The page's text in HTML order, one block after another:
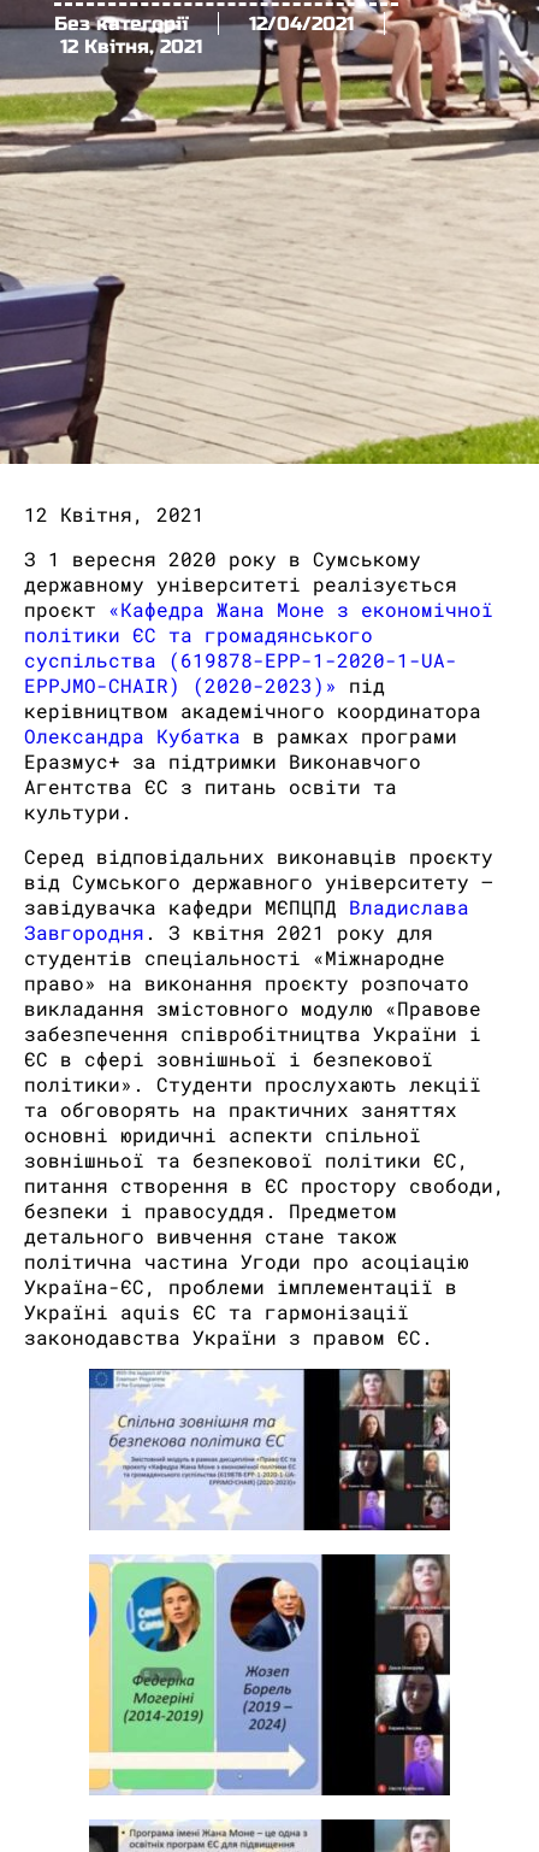
Без категорії
12/04/2021
12 Квітня, 2021
12 Квітня, 2021
З 1 вересня 2020 року в Сумському
державному університеті реалізується
проєкт «Кафедра Жана Моне з економічної
політики ЄС та громадянського
суспільства (619878-EPP-1-2020-1-UA-
EPPJMO-CHAIR) (2020-2023)» під
керівництвом академічного координатора
Олександра Кубатка в рамках програми
Еразмус+ за підтримки Виконавчого
Агентства ЄС з питань освіти та
культури.
Серед відповідальних виконавців проєкту
від Сумського державного університету –
завідувачка кафедри МЄПЦПД Владислава
Завгородня . З квітня 2021 року для
студентів спеціальності «Міжнародне
право» на виконання проєкту розпочато
викладання змістовного модулю «Правове
забезпечення співробітництва України і
ЄС в сфері зовнішньої і безпекової
політики». Студенти прослухають лекції
та обговорять на практичних заняттях
основні юридичні аспекти спільної
зовнішньої та безпекової політики ЄС,
питання створення в ЄС простору свободи,
безпеки і правосуддя. Предметом
детального вивчення стане також
політична частина Угоди про асоціацію
Україна-ЄС, проблеми імплементації в
Україні aquis ЄС та гармонізації
законодавства України з правом ЄС.